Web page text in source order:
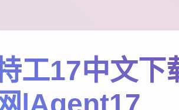
工17中文下
网|Agent17